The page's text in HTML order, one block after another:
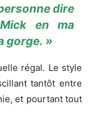
dire
en ma
gorge. »
régal. Le style
tantôt entre
et pourtant tout